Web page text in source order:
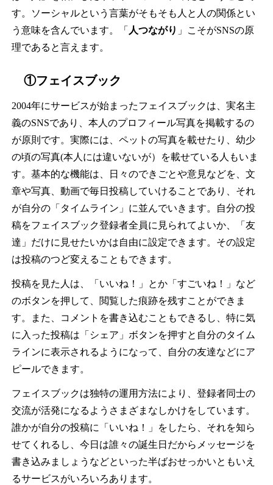
す。ソーシャルという言葉がそもそも人と人の関係とい
う意味を含んでいます。「 人つながり 」こそがSNSの原
理であると言えます。
①フェイスブック
2004年にサービスが始まったフェイスブックは、実名主
義のSNSであり、本人のプロフィール写真を掲載するの
が原則です。実際には、ペットの写真を載せたり、幼少
の頃の写真(本人には違いないが）を載せている人もいま
す。基本的な機能は、日々のできごとや意見などを、文
章や写真、動画で毎日投稿していけることであり、それ
が自分の「タイムライン」に並んでいきます。自分の投
稿をフェイスブック登録者全員に見られてよいか、「友
達」だけに見せたいかは自由に設定できます。その設定
は投稿のつど変えることもできます。
投稿を見た人は、「いいね！」とか「すごいね！」など
のボタンを押して、閲覧した痕跡を残すことができま
す。また、コメントを書き込むこともできるし、特に気
に入った投稿は「シェア」ボタンを押すと自分のタイム
ラインに表示されるようになって、自分の友達などにア
ピールできます。
フェイスブックは独特の運用方法により、登録者同士の
交流が活発になるようさまざまなしかけをしています。
誰かが自分の投稿に「いいね！」をしたら、それを知ら
せてくれるし、今日は誰々の誕生日だからメッセージを
書き込みましょうなどといった半ばおせっかいともいえ
るサービスがいろいろあります。